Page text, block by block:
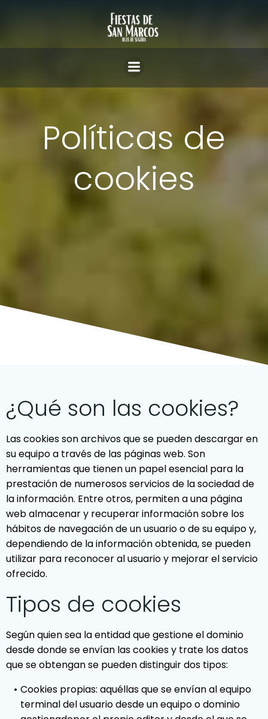
al
contenido
Políticas de
cookies
¿Qué son las cookies?
Las cookies son archivos que se pueden descargar en
su equipo a través de las páginas web. Son
herramientas que tienen un papel esencial para la
prestación de numerosos servicios de la sociedad de
la información. Entre otros, permiten a una página
web almacenar y recuperar información sobre los
hábitos de navegación de un usuario o de su equipo y,
dependiendo de la información obtenida, se pueden
utilizar para reconocer al usuario y mejorar el servicio
ofrecido.
Tipos de cookies
Según quien sea la entidad que gestione el dominio
desde donde se envían las cookies y trate los datos
que se obtengan se pueden distinguir dos tipos:
Cookies propias: aquéllas que se envían al equipo
terminal del usuario desde un equipo o dominio